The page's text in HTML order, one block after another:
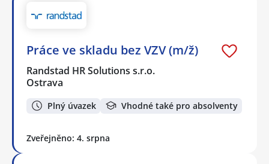
Práce ve skladu bez VZV (m/ž)
Randstad HR Solutions s.r.o.
Ostrava
Plný úvazek Vhodné také pro absolventy
Zveřejněno: 4. srpna